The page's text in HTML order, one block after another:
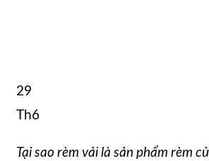
29
Th6
Tại sao rèm vải là sản phẩm rèm